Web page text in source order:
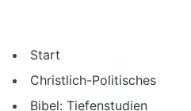
Start
Christlich-Politisches
Bibel: Tiefenstudien